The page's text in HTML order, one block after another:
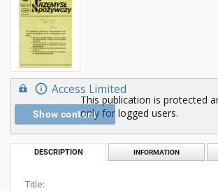
Access Limited
Show content
This publication is protected
only for logged users.
DESCRIPTION INFORMATION
Title: